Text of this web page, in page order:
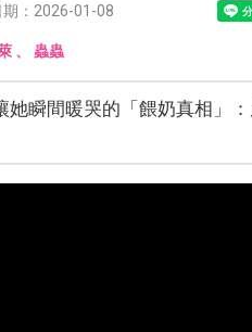
：2026-01-08
、 蟲蟲
她瞬間暖哭的「餵奶真相」